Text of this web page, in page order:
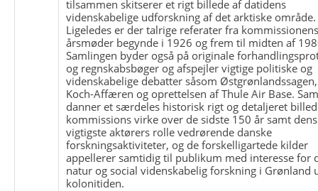
tilsammen skitserer et rigt billede af datidens
videnskabelige udforskning af det arktiske område.
Ligeledes er der talrige referater fra
årsmøder begynde i 1926 og frem til midten af
Samlingen byder også på originale
og regnskabsbøger og afspejler vigtige politiske og
videnskabelige debatter såsom
Koch-Affæren og oprettelsen af Thule Air Base.
danner et særdeles historisk rigt og detaljeret
kommissions virke over de sidste 150 år samt dens
vigtigste aktørers rolle vedrørende danske
forskningsaktiviteter, og de forskelligartede kilder
appellerer samtidig til publikum med interesse for
natur og social videnskabelig forskning i Grønland
kolonitiden.